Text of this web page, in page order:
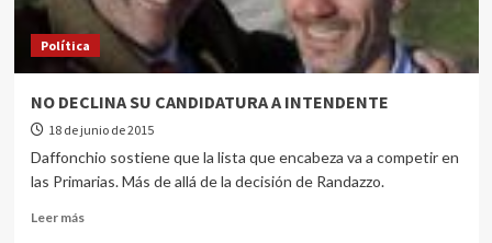
Política
NO DECLINA SU CANDIDATURA A INTENDENTE
18 de junio de 2015
Daffonchio sostiene que la lista que encabeza va a competir en
las Primarias. Más de allá de la decisión de Randazzo.
Leer más